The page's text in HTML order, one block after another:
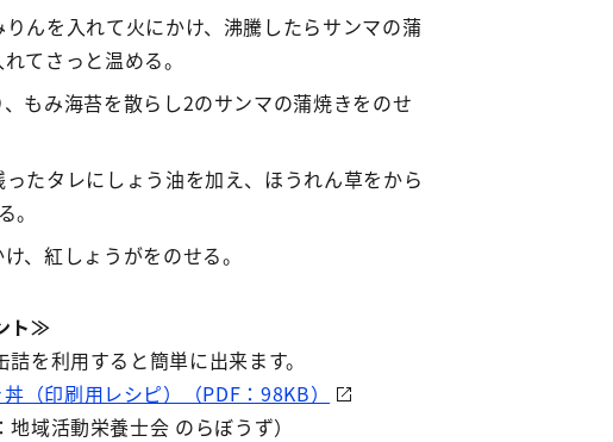
んを入れて火にかけ、沸騰したらサンマの蒲
てさっと温める。
もみ海苔を散らし2のサンマの蒲焼きをのせ
たタレにしょう油を加え、ほうれん草をから
。
、紅しょうがをのせる。
ト≫
を利用すると簡単に出来ます。
（印刷用レシピ）（PDF：98KB）
域活動栄養士会 のらぼうず）